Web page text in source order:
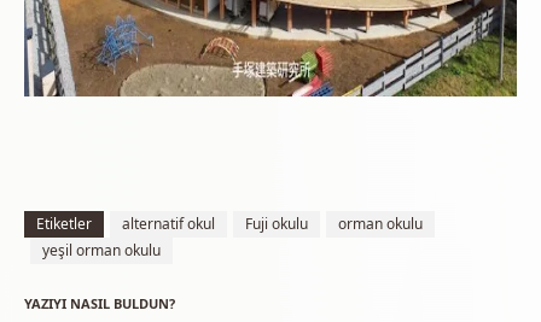
Etiketler alternatif okul Fuji okulu
orman okulu
yeşil orman okulu
YAZIYI NASIL BULDUN?